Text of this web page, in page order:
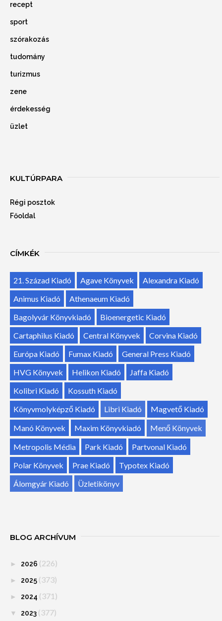
recept
sport
szórakozás
tudomány
turizmus
zene
érdekesség
üzlet
KULTÚRPARA
Régi posztok
Főoldal
CÍMKÉK
21. Század Kiadó Agave Könyvek
Alexandra Kiadó
Animus Kiadó
Athenaeum Kiadó
Bagolyvár Könyvkiadó
Bioenergetic Kiadó
Cartaphilus Kiadó
Central Könyvek
Corvina Kiadó
Európa Kiadó
Fumax Kiadó
General Press Kiadó
HVG Könyvek
Helikon Kiadó
Jaffa Kiadó
Kolibri Kiadó
Kossuth Kiadó
Könyvmolyképző Kiadó
Libri Kiadó
Magvető Kiadó
Manó Könyvek
Maxim Könyvkiadó
Menő Könyvek
Metropolis Média
Park Kiadó
Partvonal Kiadó
Polar Könyvek
Prae Kiadó
Typotex Kiadó
Álomgyár Kiadó
Üzletikönyv
BLOG ARCHÍVUM
► 2026 (226)
► 2025 (373)
► 2024 (371)
▼ 2023 (377)